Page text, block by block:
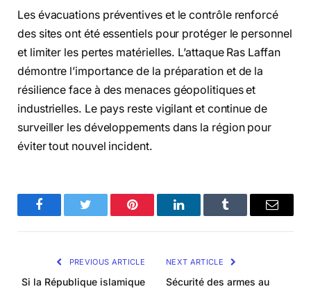
Les évacuations préventives et le contrôle renforcé
des sites ont été essentiels pour protéger le personnel
et limiter les pertes matérielles. L’attaque Ras Laffan
démontre l’importance de la préparation et de la
résilience face à des menaces géopolitiques et
industrielles. Le pays reste vigilant et continue de
surveiller les développements dans la région pour
éviter tout nouvel incident.
FacebookTwitter Pinterest LinkedInTumblr Email
PREVIOUS ARTICLE
Si la République islamique
NEXT ARTICLE
Sécurité des armes au